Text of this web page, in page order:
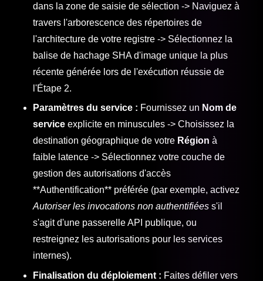
dans la zone de saisie de sélection -> Naviguez à
travers l'arborescence des répertoires de
l'architecture de votre registre -> Sélectionnez la
balise de hachage SHA d'image unique la plus
récente générée lors de l'exécution réussie de
l'Étape 2.
Paramètres du service : Fournissez un Nom de
service explicite en minuscules -> Choisissez la
destination géographique de votre Région à
faible latence -> Sélectionnez votre couche de
gestion des autorisations d'accès
**Authentification** préférée (par exemple, activez
Autoriser les invocations non authentifiées s'il
s'agit d'une passerelle API publique, ou
restreignez les autorisations pour les services
internes).
Finalisation du déploiement : Faites défiler vers